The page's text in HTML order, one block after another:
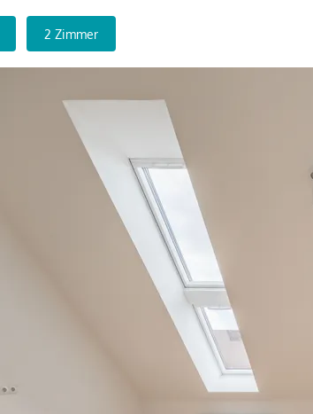
2 Zimmer